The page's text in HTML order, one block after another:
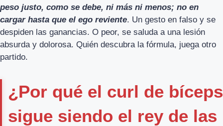
peso justo, como se debe, ni más ni menos; no en
cargar hasta que el ego reviente. Un gesto en falso y se
despiden las ganancias. O peor, se saluda a una lesión
absurda y dolorosa. Quién descubra la fórmula, juega otro
partido.
¿Por qué el curl de bíceps
sigue siendo el rey de las